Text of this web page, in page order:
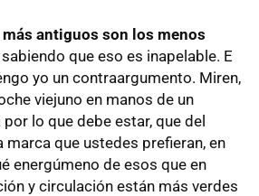
antiguos son los menos
sabiendo que eso es inapelable. E
yo un contraargumento. Miren,
viejuno en manos de un
lo que debe estar, que del
que ustedes prefieran, en
energúmeno de esos que en
y circulación están más verdes